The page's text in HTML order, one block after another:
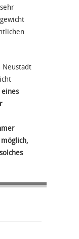
Neustadt
eines